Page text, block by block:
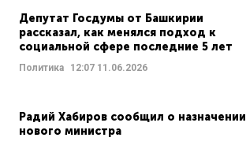
Депутат Госдумы от Башкирии
рассказал, как менялся подход к
социальной сфере последние 5 лет
Политика 12:07 11.06.2026
Радий Хабиров сообщил о назначении
нового министра